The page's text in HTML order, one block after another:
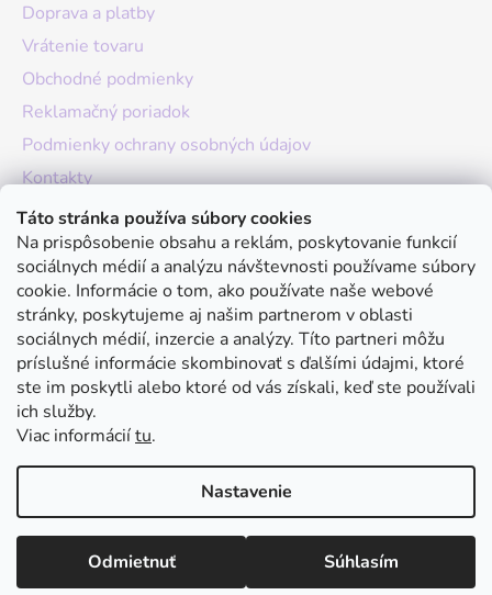
Táto stránka používa súbory cookies
Na prispôsobenie obsahu a reklám, poskytovanie funkcií
sociálnych médií a analýzu návštevnosti používame súbory
cookie. Informácie o tom, ako používate naše webové
stránky, poskytujeme aj našim partnerom v oblasti
sociálnych médií, inzercie a analýzy. Títo partneri môžu
príslušné informácie skombinovať s ďalšími údajmi, ktoré
ste im poskytli alebo ktoré od vás získali, keď ste používali
ich služby.
Viac informáciítu.
Nastavenie
Odmietnuť Súhlasím
Doprava a platby
Vrátenie tovaru
Obchodné podmienky
Reklamačný poriadok
Podmienky ochrany osobných údajov
Kontakty
O nás
Hodnotenie obchodu
Moja objednávka
Instagram
Vytvoril Shoptet
Copyright 2026julivan . Všetky práva vyhradené.